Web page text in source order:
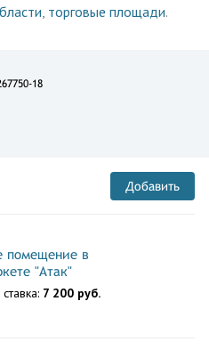
, торговые площади.
18
Добавить
помещение в
"Атак"
7 200 руб.